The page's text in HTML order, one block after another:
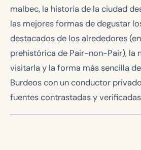
malbec, la historia de la ciudad
las mejores formas de degustar
destacados de los alrededores
prehistórica de Pair-non-Pair), la
visitarla y la forma más sencilla
Burdeos con un conductor
fuentes contrastadas y